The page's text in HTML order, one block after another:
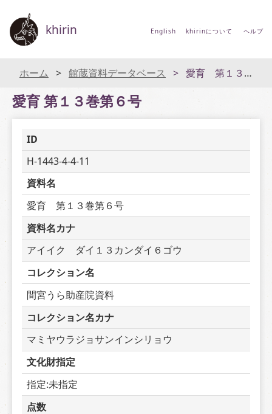
khirin English khirinについて ヘルプ
ホーム 館蔵資料データベース 愛育 第１３巻第６号
愛育 第１３巻第６号
ID
H-1443-4-4-11
資料名
愛育　第１３巻第６号
資料名カナ
アイイク　ダイ１３カンダイ６ゴウ
コレクション名
間宮うら助産院資料
コレクション名カナ
マミヤウラジョサンインシリョウ
文化財指定
指定:未指定
点数